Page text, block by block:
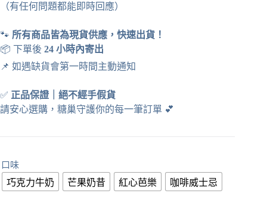
（有任何問題都能即時回應）
🐾 所有商品皆為現貨供應，快速出貨！
📦 下單後 24 小時內寄出
📌 如遇缺貨會第一時間主動通知
✅ 正品保證
絕不經手假貨
請安心選購，糖巢守護你的每一筆訂單 💕
口味
巧克力牛奶 芒果奶昔 紅心芭樂 咖啡威士忌